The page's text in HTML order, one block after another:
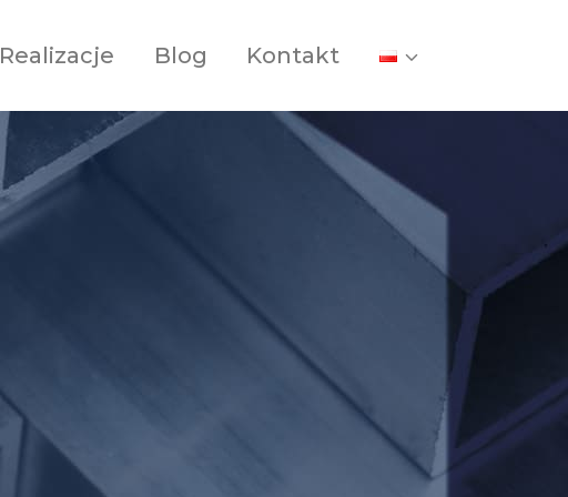
Realizacje Blog Kontakt